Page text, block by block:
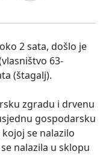
2 sata, došlo je
63-
(štagalj).
zgradu i drvenu
gospodarsku
se nalazilo
nalazila u sklopu